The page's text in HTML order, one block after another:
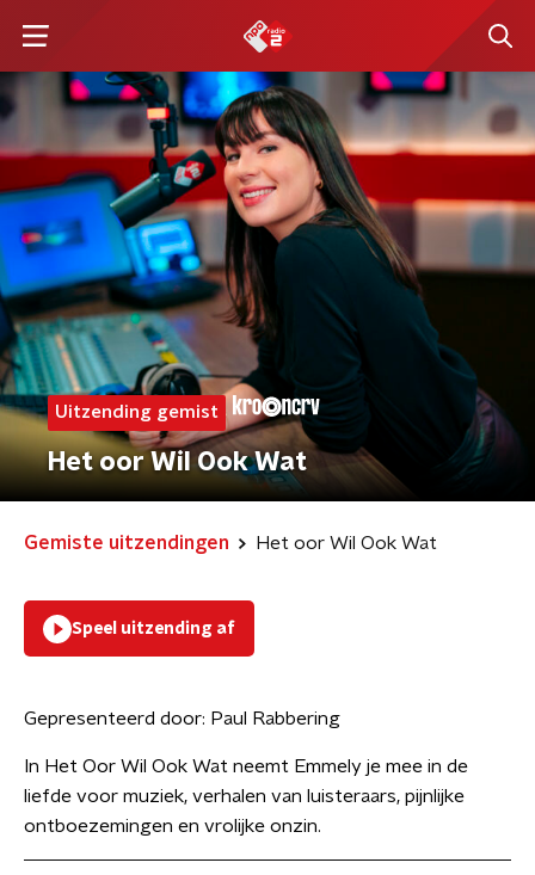
Uitzending gemist
Het oor Wil Ook Wat
Gemiste uitzendingen Het oor Wil Ook Wat
Speel uitzending af
Gepresenteerd door: Paul Rabbering
In Het Oor Wil Ook Wat neemt Emmely je mee in de
liefde voor muziek, verhalen van luisteraars, pijnlijke
ontboezemingen en vrolijke onzin.